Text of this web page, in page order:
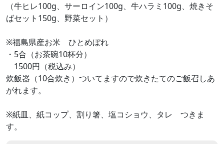
（牛ヒレ100g、サーロイン100g、牛ハラミ100g、焼きそ
ばセット150g、野菜セット）
※福島県産お米 ひとめぼれ
・5合（お茶碗10杯分）
1500円（税込み）
炊飯器（10合炊き）ついてますので炊きたてのご飯召しあ
がれます。
※紙皿、紙コップ、割り箸、塩コショウ、タレ つきま
す。